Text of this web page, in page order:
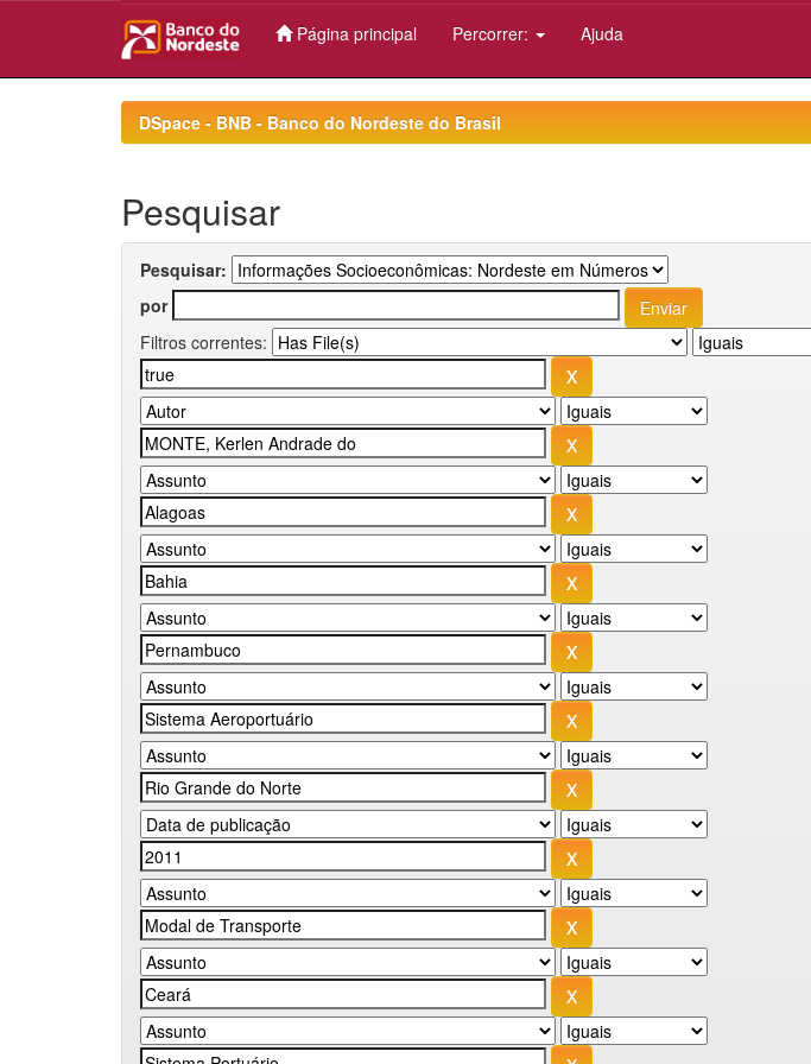
Página principal Percorrer: Ajuda
DSpace - BNB - Banco do Nordeste do Brasil
Pesquisar
Pesquisar:
por
Filtros correntes: